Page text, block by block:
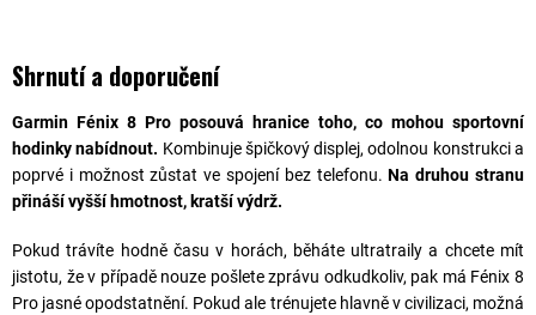
Shrnutí a doporučení
Garmin Fénix 8 Pro posouvá hranice toho, co mohou sportovní
hodinky nabídnout. Kombinuje špičkový displej, odolnou konstrukci a
poprvé i možnost zůstat ve spojení bez telefonu.Na druhou stranu
přináší vyšší hmotnost, kratší výdrž.
Pokud trávíte hodně času v horách, běháte ultratraily a chcete mít
jistotu, že v případě nouze pošlete zprávu odkudkoliv, pak má Fénix 8
Pro jasné opodstatnění. Pokud ale trénujete hlavně v civilizaci, možná